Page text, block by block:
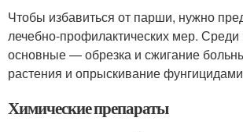
Чтобы избавиться от парши, нужно
лечебно-профилактических мер.
основные — обрезка и сжигание
растения и опрыскивание
Химические препараты